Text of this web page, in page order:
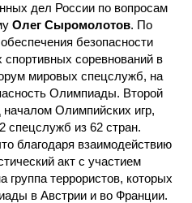
дел России по вопросам
Олег Сыромолотов. По
безопасности
соревнований в
мировых спецслужб, на
Олимпиады. Второй
началом Олимпийских игр,
спецслужб из 62 стран.
благодаря взаимодействию
акт с участием
террористов, которых
в Австрии и во Франции.